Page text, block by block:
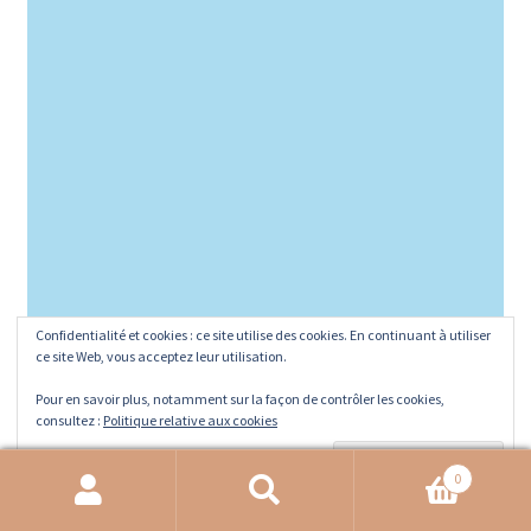
Confidentialité et cookies : ce site utilise des cookies. En continuant à utiliser
ce site Web, vous acceptez leur utilisation.
Pour en savoir plus, notamment sur la façon de contrôler les cookies,
consultez : Politique relative aux cookies
Recherche
0